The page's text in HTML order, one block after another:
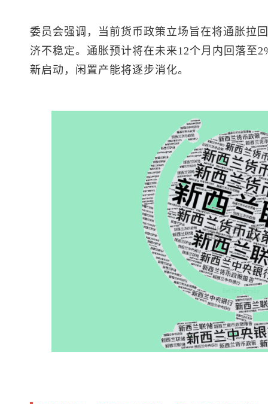
委员会强调，当前货币政策立场旨在将通胀拉
济不稳定。通胀预计将在未来12个月内回落至
新启动，闲置产能将逐步消化。